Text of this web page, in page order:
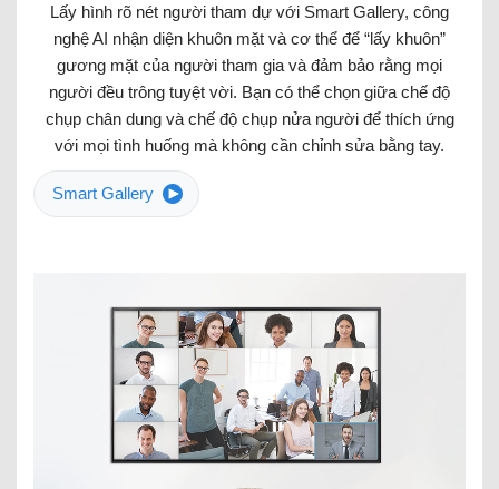
Lấy hình rõ nét người tham dự với Smart Gallery, công
nghệ AI nhận diện khuôn mặt và cơ thể để “lấy khuôn”
gương mặt của người tham gia và đảm bảo rằng mọi
người đều trông tuyệt vời. Bạn có thể chọn giữa chế độ
chụp chân dung và chế độ chụp nửa người để thích ứng
với mọi tình huống mà không cần chỉnh sửa bằng tay.
Smart Gallery